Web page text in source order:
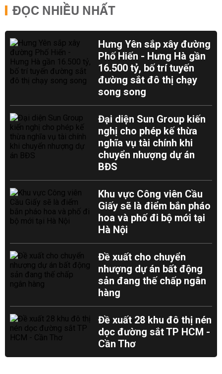
ĐỌC NHIỀU NHẤT
Hưng Yên sắp xây đường
Phố Hiến - Hưng Hà gần
16.500 tỷ, bố trí tuyến
đường sắt đô thị chạy
song song
Đại diện Sun Group kiến
nghị cho phép kế thừa
nghĩa vụ tài chính khi
chuyển nhượng dự án
BĐS
Khu vực Công viên Cầu
Giấy sẽ là điểm bắn pháo
hoa và phố đi bộ mới tại
Hà Nội
Đề xuất cho chuyển
nhượng dự án bất động
sản đang thế chấp ngân
hàng
Đề xuất 28 khu đô thị nén
dọc đường sắt TP HCM -
Cần Thơ